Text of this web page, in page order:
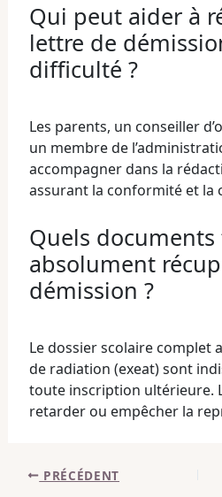
Qui peut aider à
lettre de
difficulté ?
Les parents, un conseiller
un membre de
accompagner dans la
assurant la conformité et la
Quels
absolument
démission ?
Le dossier scolaire complet
de radiation (exeat) sont
toute inscription ultérieure.
retarder ou empêcher la
PRÉCÉDENT